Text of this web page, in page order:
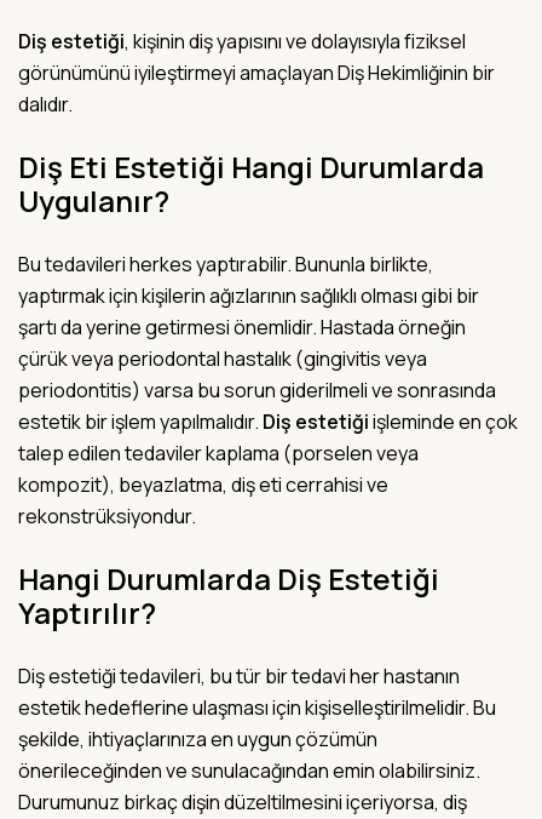
Diş estetiği, kişinin diş yapısını ve dolayısıyla fiziksel
görünümünü iyileştirmeyi amaçlayan Diş Hekimliğinin bir
dalıdır.
Diş Eti Estetiği Hangi Durumlarda
Uygulanır?
Bu tedavileri herkes yaptırabilir. Bununla birlikte,
yaptırmak için kişilerin ağızlarının sağlıklı olması gibi bir
şartı da yerine getirmesi önemlidir. Hastada örneğin
çürük veya periodontal hastalık (gingivitis veya
periodontitis) varsa bu sorun giderilmeli ve sonrasında
estetik bir işlem yapılmalıdır. Diş estetiğiişleminde en çok
talep edilen tedaviler kaplama (porselen veya
kompozit), beyazlatma, diş eti cerrahisi ve
rekonstrüksiyondur.
Hangi Durumlarda Diş Estetiği
Yaptırılır?
Diş estetiği tedavileri, bu tür bir tedavi her hastanın
estetik hedeflerine ulaşması için kişiselleştirilmelidir. Bu
şekilde, ihtiyaçlarınıza en uygun çözümün
önerileceğinden ve sunulacağından emin olabilirsiniz.
Durumunuz birkaç dişin düzeltilmesini içeriyorsa, diş